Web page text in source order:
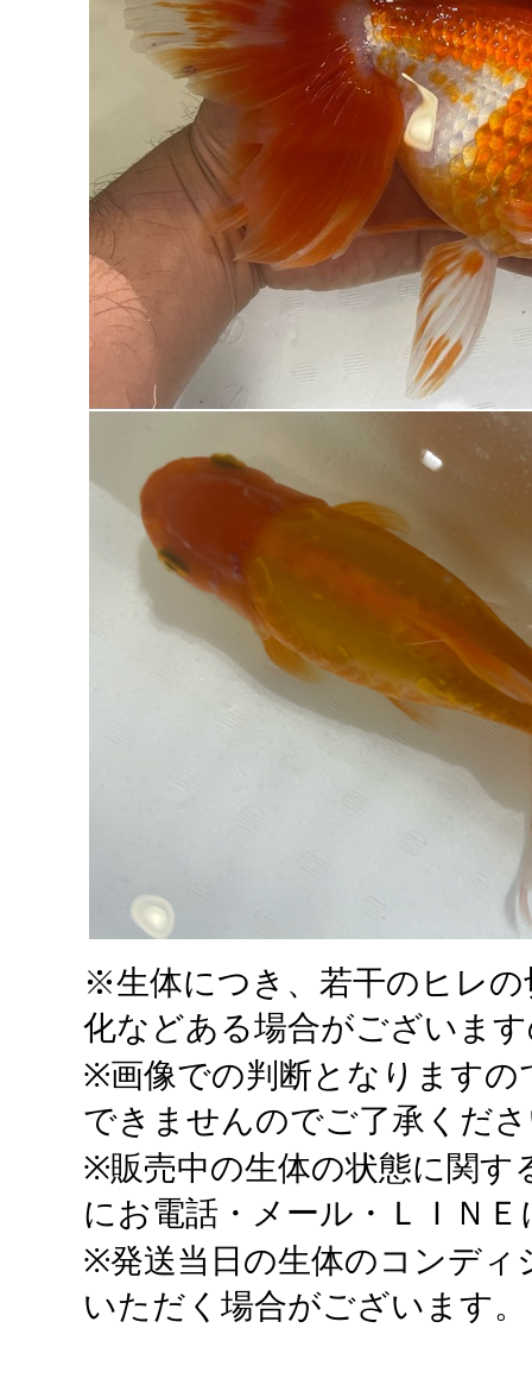
※生体につき、若干のヒレ
化などある場合がございま
※画像での判断となりますの
できませんのでご了承くだ
※販売中の生体の状態に関す
にお電話・メール・ＬＩＮ
※発送当日の生体のコンディ
いただく場合がございます。